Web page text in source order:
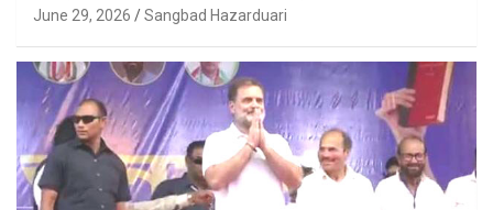
June 29, 2026 Sangbad Hazarduari